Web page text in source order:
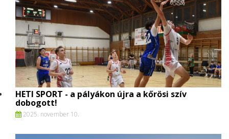
HETI SPORT - a pályákon újra a kőrösi szív
dobogott!
2025. november 10.